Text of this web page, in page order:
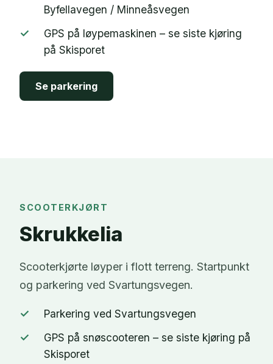
Byfellavegen / Minneåsvegen
✓
GPS på løypemaskinen – se siste kjøring
på Skisporet
Se parkering
SCOOTERKJØRT
Skrukkelia
Scooterkjørte løyper i flott terreng. Startpunkt
og parkering ved Svartungsvegen.
✓
Parkering ved Svartungsvegen
✓
GPS på snøscooteren – se siste kjøring på
Skisporet